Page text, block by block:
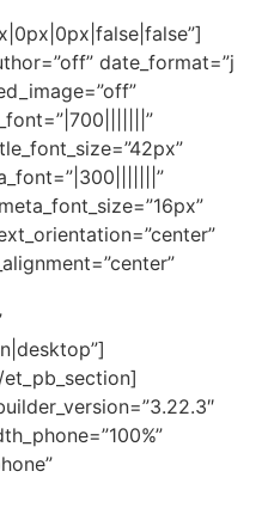
date_format=”j